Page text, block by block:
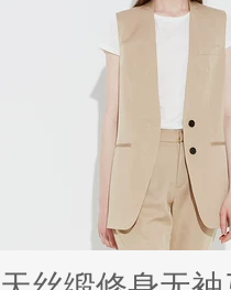
在买衣服的时